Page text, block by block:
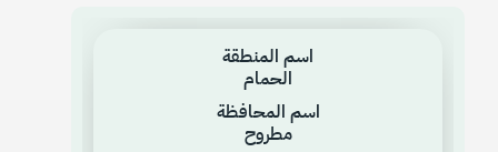
اسم المنطقة
الحمام
اسم المحافظة
مطروح